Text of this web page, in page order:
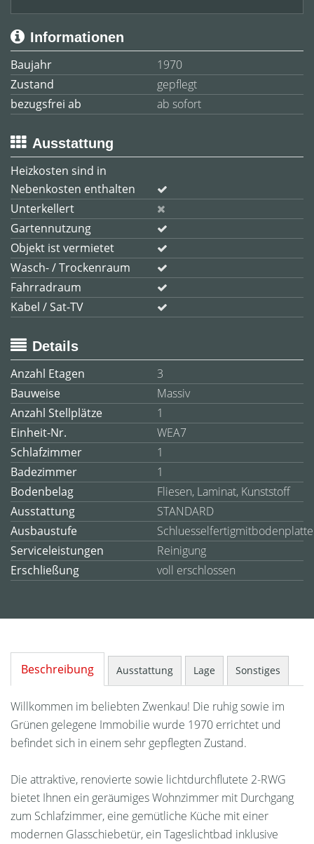
Informationen
Baujahr
1970
Zustand
gepflegt
bezugsfrei ab
ab sofort
Ausstattung
Heizkosten sind in
Nebenkosten enthalten
Unterkellert
Gartennutzung
Objekt ist vermietet
Wasch- / Trockenraum
Fahrradraum
Kabel / Sat-TV
Details
Anzahl Etagen
3
Bauweise
Massiv
Anzahl Stellplätze
1
Einheit-Nr.
WEA7
Schlafzimmer
1
Badezimmer
1
Bodenbelag
Fliesen, Laminat, Kunststoff
Ausstattung
STANDARD
Ausbaustufe
Schluesselfertigmitbodenplatte
Serviceleistungen
Reinigung
Erschließung
voll erschlossen
Beschreibung Ausstattung Lage Sonstiges
Willkommen im beliebten Zwenkau! Die ruhig sowie im
Grünen gelegene Immobilie wurde 1970 errichtet und
befindet sich in einem sehr gepflegten Zustand.
Die attraktive, renovierte sowie lichtdurchflutete 2-RWG
bietet Ihnen ein geräumiges Wohnzimmer mit Durchgang
zum Schlafzimmer, eine gemütliche Küche mit einer
modernen Glasschiebetür, ein Tageslichtbad inklusive